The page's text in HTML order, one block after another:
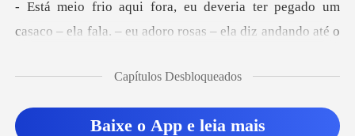
asaco – ela fala. – eu adoro rosas – ela diz andando a
Capítulos Desbloqueados
Baixe o App e leia mais